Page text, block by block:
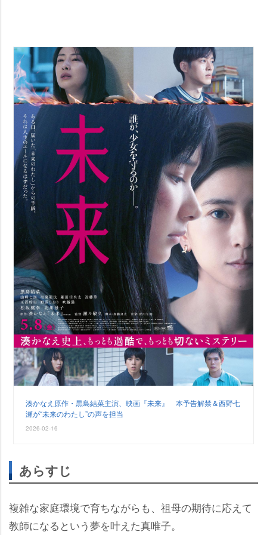
湊かなえ原作・黒島結菜主演、映画『未来』 本予告解禁＆西野七
瀬が“未来のわたし”の声を担当
2026-02-16
あらすじ
複雑な家庭環境で育ちながらも、祖母の期待に応えて
教師になるという夢を叶えた真唯子。